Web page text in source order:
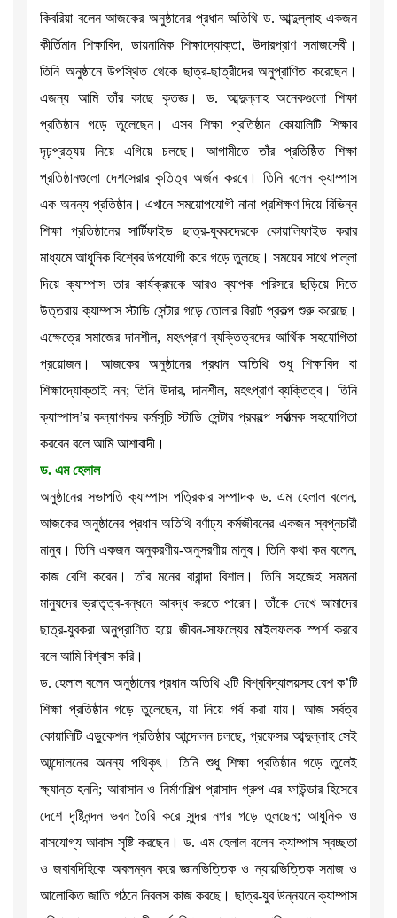
কিবরিয়া বলেন আজকের অনুষ্ঠানের প্রধান অতিথি ড. আব্দুল্লাহ একজন
কীর্তিমান শিক্ষাবিদ, ডায়নামিক শিক্ষাদ্যোক্তা, উদারপ্রাণ সমাজসেবী।
তিনি অনুষ্ঠানে উপস্থিত থেকে ছাত্র-ছাত্রীদের অনুপ্রাণিত করেছেন।
এজন্য আমি তাঁর কাছে কৃতজ্ঞ। ড. আব্দুল্লাহ অনেকগুলো শিক্ষা
প্রতিষ্ঠান গড়ে তুলেছেন। এসব শিক্ষা প্রতিষ্ঠান কোয়ালিটি শিক্ষার
দৃঢ়প্রত্যয় নিয়ে এগিয়ে চলছে। আগামীতে তাঁর প্রতিষ্ঠিত শিক্ষা
প্রতিষ্ঠানগুলো দেশসেরার কৃতিত্ব অর্জন করবে। তিনি বলেন ক্যাম্পাস
এক অনন্য প্রতিষ্ঠান। এখানে সময়োপযোগী নানা প্রশিক্ষণ দিয়ে বিভিন্ন
শিক্ষা প্রতিষ্ঠানের সার্টিফাইড ছাত্র-যুবকদেরকে কোয়ালিফাইড করার
মাধ্যমে আধুনিক বিশ্বের উপযোগী করে গড়ে তুলছে। সময়ের সাথে পাল্লা
দিয়ে ক্যাম্পাস তার কার্যক্রমকে আরও ব্যাপক পরিসরে ছড়িয়ে দিতে
উত্তরায় ক্যাম্পাস স্টাডি সেন্টার গড়ে তোলার বিরাট প্রকল্প শুরু করেছে।
এক্ষেত্রে সমাজের দানশীল, মহৎপ্রাণ ব্যক্তিত্বদের আর্থিক সহযোগিতা
প্রয়োজন। আজকের অনুষ্ঠানের প্রধান অতিথি শুধু শিক্ষাবিদ বা
শিক্ষাদ্যোক্তাই নন; তিনি উদার, দানশীল, মহৎপ্রাণ ব্যক্তিত্ব। তিনি
ক্যাম্পাস’র কল্যাণকর কর্মসূচি স্টাডি সেন্টার প্রকল্পে সর্বাত্মক সহযোগিতা
করবেন বলে আমি আশাবাদী।
ড. এম হেলাল
অনুষ্ঠানের সভাপতি ক্যাম্পাস পত্রিকার সম্পাদক ড. এম হেলাল বলেন,
আজকের অনুষ্ঠানের প্রধান অতিথি বর্ণাঢ্য কর্মজীবনের একজন স্বপ্নচারী
মানুষ। তিনি একজন অনুকরণীয়-অনুসরণীয় মানুষ। তিনি কথা কম বলেন,
কাজ বেশি করেন। তাঁর মনের বারান্দা বিশাল। তিনি সহজেই সমমনা
মানুষদের ভ্রাতৃত্ব-বন্ধনে আবদ্ধ করতে পারেন। তাঁকে দেখে আমাদের
ছাত্র-যুবকরা অনুপ্রাণিত হয়ে জীবন-সাফল্যের মাইলফলক স্পর্শ করবে
বলে আমি বিশ্বাস করি।
ড. হেলাল বলেন অনুষ্ঠানের প্রধান অতিথি ২টি বিশ্ববিদ্যালয়সহ বেশ ক’টি
শিক্ষা প্রতিষ্ঠান গড়ে তুলেছেন, যা নিয়ে গর্ব করা যায়। আজ সর্বত্র
কোয়ালিটি এডুকেশন প্রতিষ্ঠার আন্দোলন চলছে, প্রফেসর আব্দুল্লাহ সেই
আন্দোলনের অনন্য পথিকৃৎ। তিনি শুধু শিক্ষা প্রতিষ্ঠান গড়ে তুলেই
ক্ষ্যান্ত হননি; আবাসান ও নির্মাণশিল্প প্রাসাদ গ্রুপ এর ফাউন্ডার হিসেবে
দেশে দৃষ্টিনন্দন ভবন তৈরি করে সুন্দর নগর গড়ে তুলছেন; আধুনিক ও
বাসযোগ্য আবাস সৃষ্টি করছেন। ড. এম হেলাল বলেন ক্যাম্পাস স্বচ্ছতা
ও জবাবদিহিকে অবলম্বন করে জ্ঞানভিত্তিক ও ন্যায়ভিত্তিক সমাজ ও
আলোকিত জাতি গঠনে নিরলস কাজ করছে। ছাত্র-যুব উন্নয়নে ক্যাম্পাস